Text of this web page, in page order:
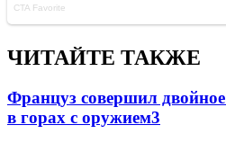
ЧИТАЙТЕ ТАКЖЕ
Француз совершил
в горах с оружием3